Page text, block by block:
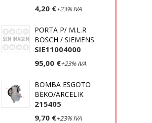
4,20 €+23% IVA
PORTA P/ M.L.R
BOSCH / SIEMENS
SIE11004000
95,00 €+23% IVA
BOMBA ESGOTO
BEKO/ARCELIK
215405
9,70 €+23% IVA